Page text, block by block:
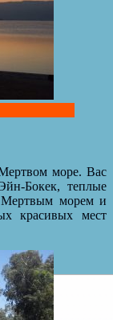
море. Вас
Бокек, теплые
Мертвым морем и
красивых мест